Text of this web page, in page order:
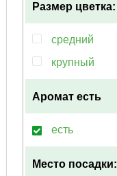
Размер цветка:
средний
крупный
Аромат есть
есть
Место посадки: